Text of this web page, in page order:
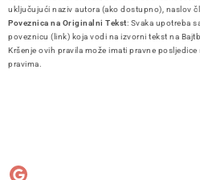
uključujući naziv autora (ako dostupno), naslov
Poveznica na Originalni Tekst: Svaka upotreba
poveznicu (link) koja vodi na izvorni tekst na
Kršenje ovih pravila može imati pravne
pravima.